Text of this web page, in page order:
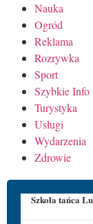
Nauka
Ogród
Reklama
Rozrywka
Sport
Szybkie Info
Turystyka
Usługi
Wydarzenia
Zdrowie
Szkoła tańca